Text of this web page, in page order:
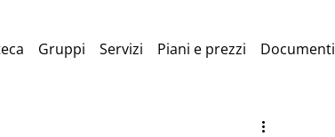
Gruppi Servizi Piani e prezzi Documenti